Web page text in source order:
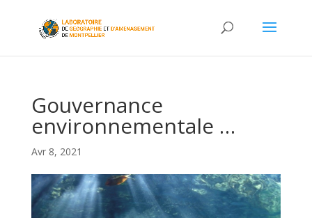
Gouvernance
environnementale …
Avr 8, 2021